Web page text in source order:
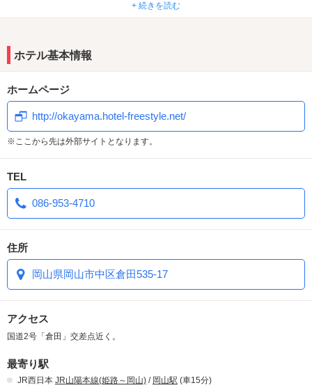
また、ご宿泊のお客様に無料ランチをご提供いたします！
是非ご利用くださいませ。
+ 続きを読む
ホテル基本情報
ホームページ
http://okayama.hotel-freestyle.net/
※ここから先は外部サイトとなります。
TEL
086-953-4710
住所
岡山県岡山市中区倉田535-17
アクセス
国道2号「倉田」交差点近く。
最寄り駅
JR西日本 JR山陽本線(姫路～岡山) / 岡山駅 (車15分)